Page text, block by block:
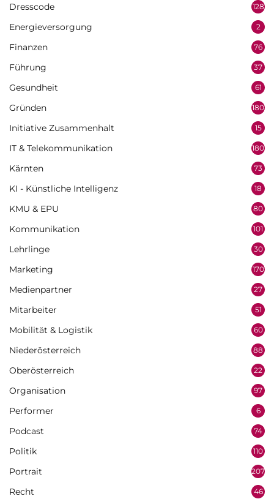
Dresscode 128
Energieversorgung 2
Finanzen 76
Führung 37
Gesundheit 61
Gründen 180
Initiative Zusammenhalt 15
IT & Telekommunikation 180
Kärnten 73
KI - Künstliche Intelligenz 18
KMU & EPU 80
Kommunikation 101
Lehrlinge 30
Marketing 170
Medienpartner 27
Mitarbeiter 51
Mobilität & Logistik 60
Niederösterreich 88
Oberösterreich 22
Organisation 97
Performer 6
Podcast 74
Politik 110
Portrait 207
Recht 46